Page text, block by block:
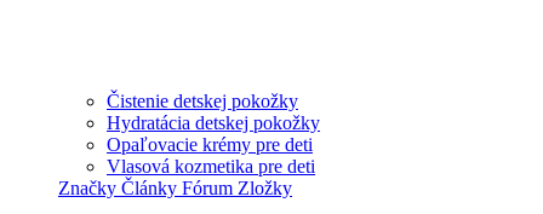
Čistenie detskej pokožky
Hydratácia detskej pokožky
Opaľovacie krémy pre deti
Vlasová kozmetika pre deti
Značky Články Fórum Zložky